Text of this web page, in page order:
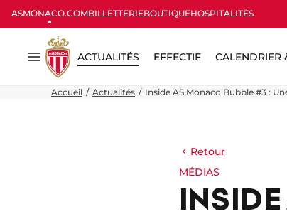
ASMONACO.COMBILLETTERIEBOUTIQUEHOSPITALITÉS
Menu
ACTUALITÉS EFFECTIF CALENDRIER
Accueil Actualités Inside AS Monaco Bubble #3 :
Retour
MÉDIAS